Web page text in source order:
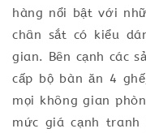
hàng nổi bật với
chân sắt có kiểu
gian. Bên cạnh các
cấp bộ bàn ăn 4
mọi không gian
mức giá cạnh tranh